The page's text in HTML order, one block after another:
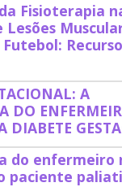
Fisioterapia
Lesões
A
DO
DIABETE
do enfermeiro
paciente